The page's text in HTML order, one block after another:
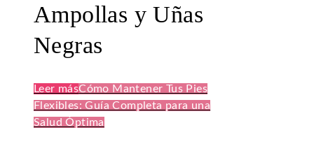
Ampollas y Uñas
Negras
Leer másCómo Mantener Tus Pies
Flexibles: Guía Completa para una
Salud Óptima